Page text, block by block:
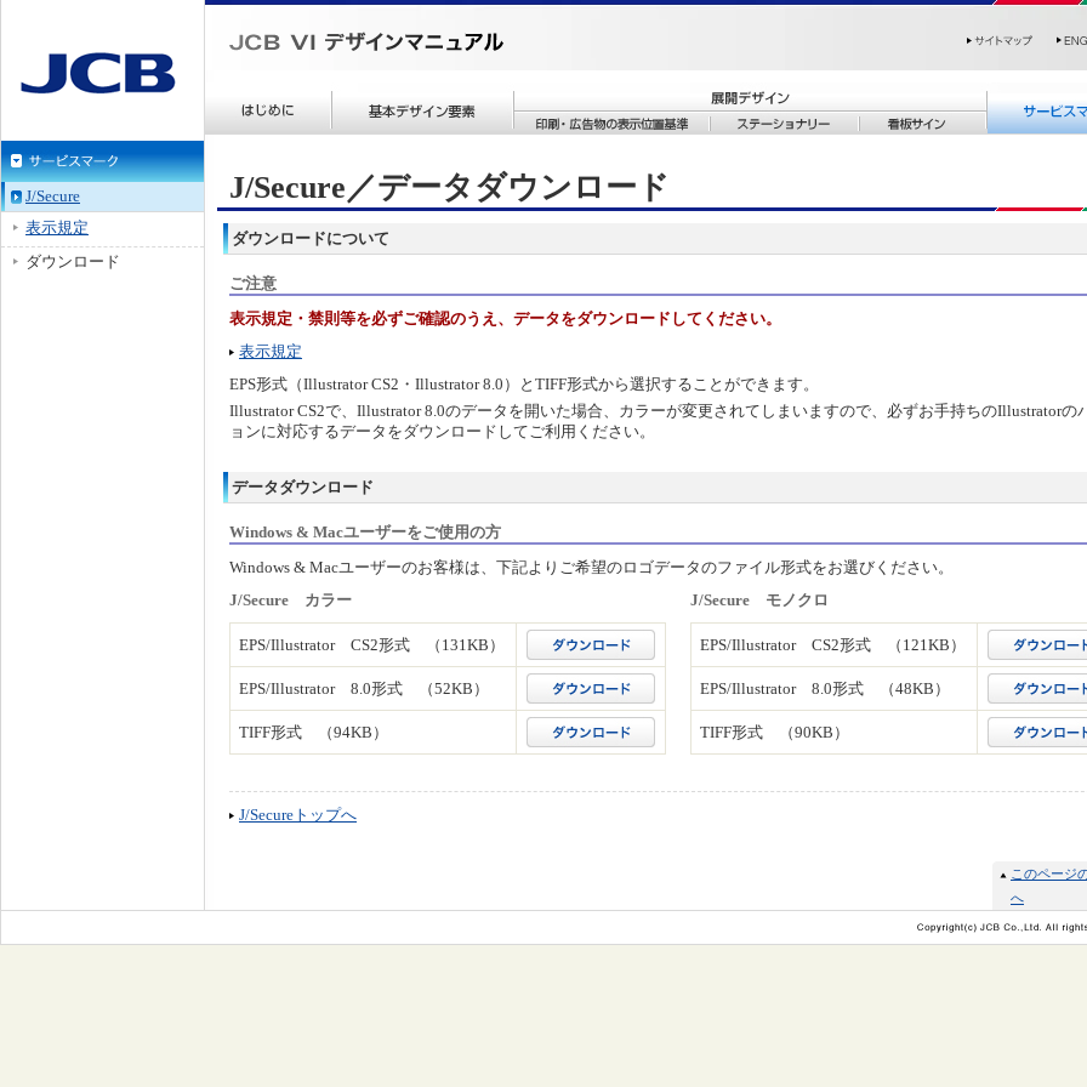
J/Secure／データダウンロード
ダウンロードについて
ご注意
表示規定・禁則等を必ずご確認のうえ、データをダウンロードしてください。
表示規定
EPS形式（Illustrator CS2・Illustrator 8.0）とTIFF形式から選択することができます。
Illustrator CS2で、Illustrator 8.0のデータを開いた場合、カラーが変更されてしまいますので、必ずお手持ちのIllustratorの
ョンに対応するデータをダウンロードしてご利用ください。
データダウンロード
Windows & Macユーザーをご使用の方
Windows & Macユーザーのお客様は、下記よりご希望のロゴデータのファイル形式をお選びください。
J/Secure カラー
EPS/Illustrator CS2形式 （131KB）
EPS/Illustrator 8.0形式 （52KB）
TIFF形式 （94KB）
J/Secure モノクロ
EPS/Illustrator CS2形式 （121KB）
EPS/Illustrator 8.0形式 （48KB）
TIFF形式 （90KB）
J/Secureトップへ
J/Secure
表示規定
ダウンロード
このページ
へ